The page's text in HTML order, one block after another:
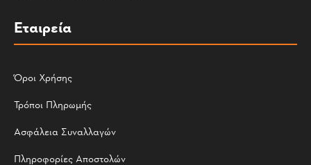
Εταιρεία
Όροι Χρήσης
Τρόποι Πληρωμής
Ασφάλεια Συναλλαγών
Πληροφορίες Αποστολών